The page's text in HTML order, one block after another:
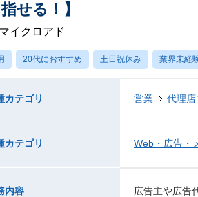
せる！】
イクロアド
20代におすすめ 土日祝休み 業界未経
カテゴリ 営業 代理店
カテゴリ Web・広告・
内容
広告主や広告